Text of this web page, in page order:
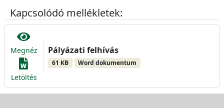
Kapcsolódó mellékletek:
Megnéz
Letöltés
Pályázati felhívás
61 KB Word dokumentum